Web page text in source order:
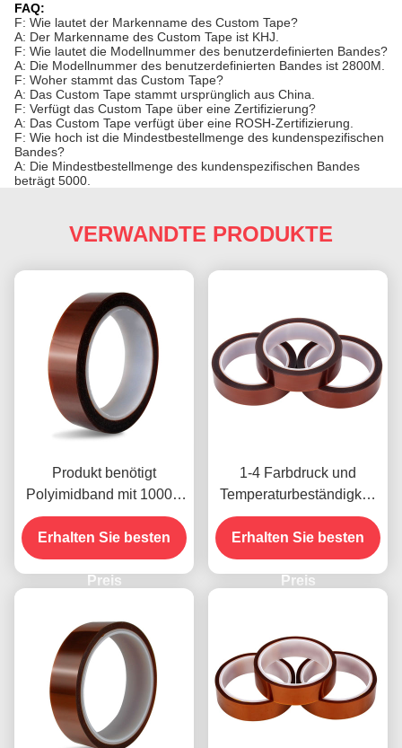
FAQ:
F: Wie lautet der Markenname des Custom Tape?
A: Der Markenname des Custom Tape ist KHJ.
F: Wie lautet die Modellnummer des benutzerdefinierten Bandes?
A: Die Modellnummer des benutzerdefinierten Bandes ist 2800M.
F: Woher stammt das Custom Tape?
A: Das Custom Tape stammt ursprünglich aus China.
F: Verfügt das Custom Tape über eine Zertifizierung?
A: Das Custom Tape verfügt über eine ROSH-Zertifizierung.
F: Wie hoch ist die Mindestbestellmenge des kundenspezifischen
Bandes?
A: Die Mindestbestellmenge des kundenspezifischen Bandes
beträgt 5000.
VERWANDTE PRODUKTE
Produkt benötigt
Polyimidband mit 1000V
Spannungsfestigkeit
Erhalten Sie besten
Preis
1-4 Farbdruck und
Temperaturbeständigkeit
-10C-80C
Zahlungsmethode mit
Kreditkarte für frühere
Modelle
Erhalten Sie besten
Preis